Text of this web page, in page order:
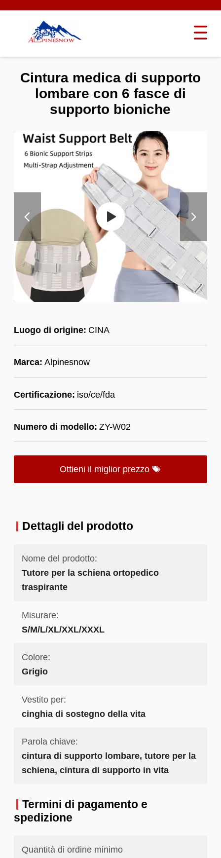
Luogo di origine: CINA
Marca: Alpinesnow
Certificazione: iso/ce/fda
Numero di modello: ZY-W02
Ottieni il miglior prezzo
Cintura medica di supporto
lombare con 6 fasce di
supporto bioniche
Dettagli del prodotto
Nome del prodotto:
Tutore per la schiena ortopedico
traspirante
Misurare:
S/M/L/XL/XXL/XXXL
Colore:
Grigio
Vestito per:
cinghia di sostegno della vita
Parola chiave:
cintura di supporto lombare, tutore per la
schiena, cintura di supporto in vita
Termini di pagamento e
spedizione
Quantità di ordine minimo